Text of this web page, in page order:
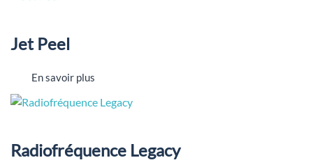
Jet Peel
En savoir plus
Radiofréquence Legacy